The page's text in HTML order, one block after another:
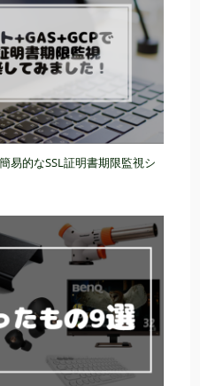
易的なSSL証明書期限監視シ